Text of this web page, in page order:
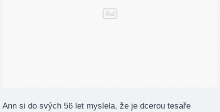
Ann si do svých 56 let myslela, že je dcerou tesaře